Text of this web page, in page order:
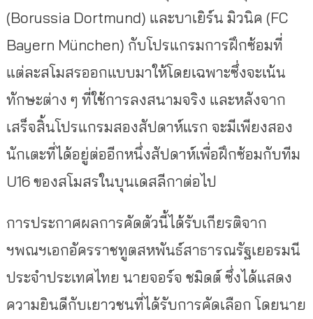
(Borussia Dortmund) และบาเยิร์น มิวนิค (FC
Bayern München) กับโปรแกรมการฝึกซ้อมที่
แต่ละสโมสรออกแบบมาให้โดยเฉพาะซึ่งจะเน้น
ทักษะต่าง ๆ ที่ใช้การลงสนามจริง และหลังจาก
เสร็จสิ้นโปรแกรมสองสัปดาห์แรก จะมีเพียงสอง
นักเตะที่ได้อยู่ต่ออีกหนึ่งสัปดาห์เพื่อฝึกซ้อมกับทีม
U16 ของสโมสรในบุนเดสลีกาต่อไป
การประกาศผลการคัดตัวนี้ได้รับเกียรติจาก
ฯพณฯเอกอัครราชทูตสหพันธ์สาธารณรัฐเยอรมนี
ประจำประเทศไทย นายจอร์จ ชมิดต์ ซึ่งได้แสดง
ความยินดีกับเยาวชนที่ได้รับการคัดเลือก โดยนาย